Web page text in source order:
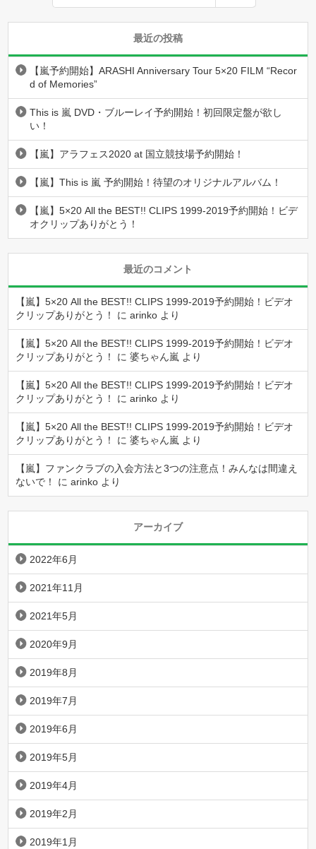
最近の投稿
【嵐予約開始】ARASHI Anniversary Tour 5×20 FILM “Recor
d of Memories”
This is 嵐 DVD・ブルーレイ予約開始！初回限定盤が欲し
い！
【嵐】アラフェス2020 at 国立競技場予約開始！
【嵐】This is 嵐 予約開始！待望のオリジナルアルバム！
【嵐】5×20 All the BEST!! CLIPS 1999-2019予約開始！ビデ
オクリップありがとう！
最近のコメント
【嵐】5×20 All the BEST!! CLIPS 1999-2019予約開始！ビデオ
クリップありがとう！
にarinko より
【嵐】5×20 All the BEST!! CLIPS 1999-2019予約開始！ビデオ
クリップありがとう！
に婆ちゃん嵐 より
【嵐】5×20 All the BEST!! CLIPS 1999-2019予約開始！ビデオ
クリップありがとう！
にarinko より
【嵐】5×20 All the BEST!! CLIPS 1999-2019予約開始！ビデオ
クリップありがとう！
に婆ちゃん嵐 より
【嵐】ファンクラブの入会方法と3つの注意点！みんなは間違え
ないで！
にarinko より
アーカイブ
2022年6月
2021年11月
2021年5月
2020年9月
2019年8月
2019年7月
2019年6月
2019年5月
2019年4月
2019年2月
2019年1月